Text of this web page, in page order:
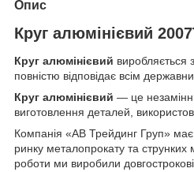
Опис
Круг алюмінієвий
Круг алюмінієвий виробляється
повністю відповідає всім
Круг алюмінієвий — це
виготовлення деталей,
Компанія «АВ Трейдинг Груп»
ринку металопрокату та струнких
роботи ми виробили довгострокові